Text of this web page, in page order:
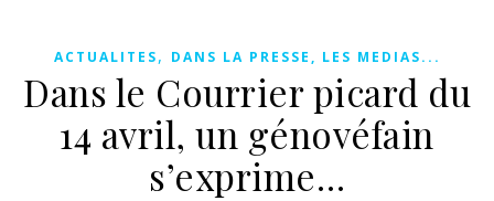
ACTUALITES, DANS LA PRESSE, LES MEDIAS...
Dans le Courrier picard du
14 avril, un génovéfain
s’exprime…